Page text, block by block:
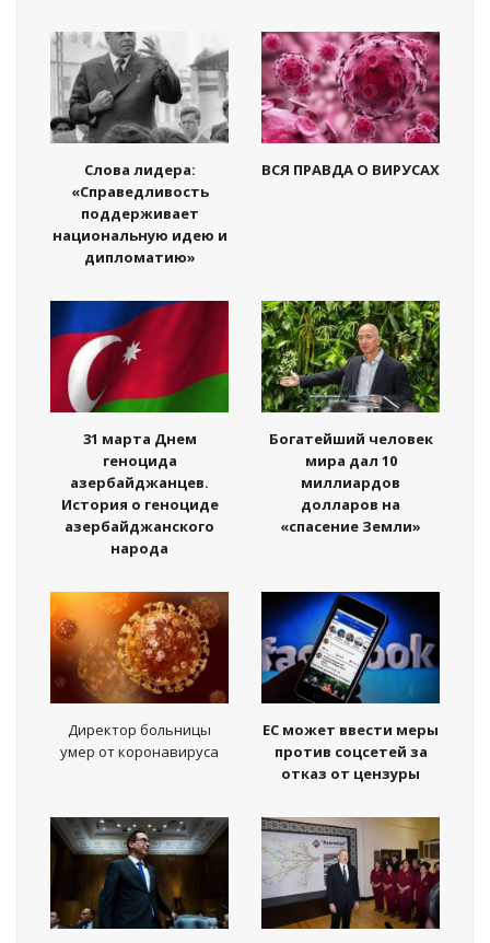
Слова лидера:
«Справедливость
поддерживает
национальную идею и
дипломатию»
ВСЯ ПРАВДА О ВИРУСАХ
31 марта Днем
геноцида
азербайджанцев.
История о геноциде
азербайджанского
народа
Богатейший человек
мира дал 10
миллиардов
долларов на
«спасение Земли»
Директор больницы
умер от коронавируса
ЕС может ввести меры
против соцсетей за
отказ от цензуры